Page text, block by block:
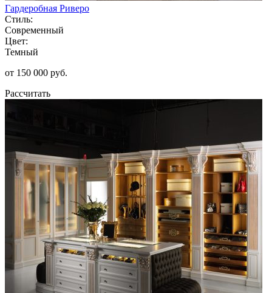
Гардеробная Риверо
Стиль:
Современный
Цвет:
Темный
от 150 000 руб.
Рассчитать